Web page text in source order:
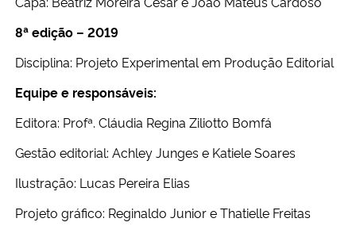
8ª edição – 2019
Disciplina: Projeto Experimental em Produção Editorial
Equipe e responsáveis:
Editora: Profª. Cláudia Regina Ziliotto Bomfá
Gestão editorial: Achley Junges e Katiele Soares
Ilustração: Lucas Pereira Elias
Projeto gráfico: Reginaldo Junior e Thatielle Freitas